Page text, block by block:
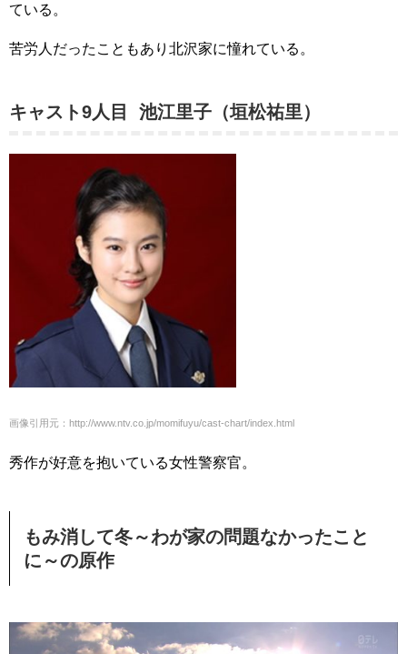
ている。
苦労人だったこともあり北沢家に憧れている。
キャスト9人目 池江里子（垣松祐里）
画像引用元：http://www.ntv.co.jp/momifuyu/cast-chart/index.html
秀作が好意を抱いている女性警察官。
もみ消して冬～わが家の問題なかったこと
に～の原作